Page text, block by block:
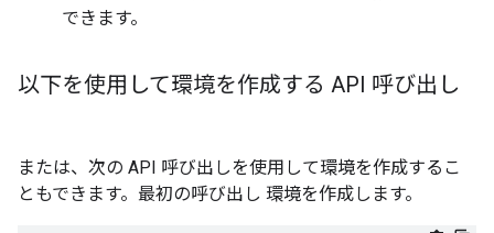
できます。
以下を使用して環境を作成する API 呼び出し
または、次の API 呼び出しを使用して環境を作成するこ
ともできます。最初の呼び出し 環境を作成します。